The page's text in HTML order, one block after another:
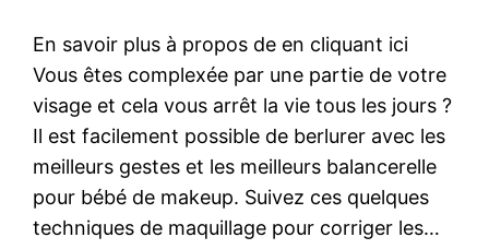
En savoir plus à propos de en cliquant ici
Vous êtes complexée par une partie de votre
visage et cela vous arrêt la vie tous les jours ?
Il est facilement possible de berlurer avec les
meilleurs gestes et les meilleurs balancerelle
pour bébé de makeup. Suivez ces quelques
techniques de maquillage pour corriger les…